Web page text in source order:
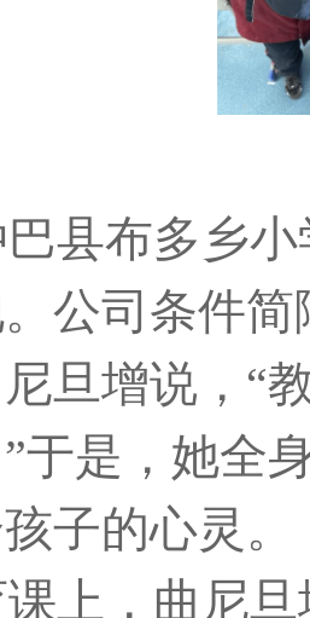
巴县布多乡
公司条件
旦增说，“
于是，她全
子的心灵。
上，曲尼